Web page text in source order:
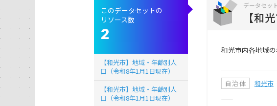
データセッ
【和
和光市内各地域
自治体 和光市
このデータセットの
リソース数
2
【和光市】地域・年齢別人
口（令和8年1月1日現在）
【和光市】地域・年齢別人
口（令和8年1月1日現在）